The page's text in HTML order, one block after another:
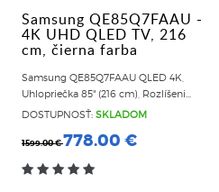
Samsung QE85Q7FAAU -
4K UHD QLED TV, 216
cm, čierna farba
Samsung QE85Q7FAAU QLED 4K,
Uhlopriečka 85" (216 cm), Rozlíšeni...
DOSTUPNOSŤ: SKLADOM
1599.00 €778.00 €